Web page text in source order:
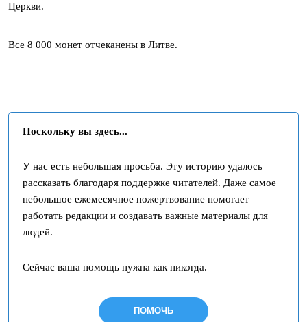
Церкви.
Все 8 000 монет отчеканены в Литве.
Поскольку вы здесь...
У нас есть небольшая просьба. Эту историю удалось
рассказать благодаря поддержке читателей. Даже самое
небольшое ежемесячное пожертвование помогает
работать редакции и создавать важные материалы для
людей.
Сейчас ваша помощь нужна как никогда.
ПОМОЧЬ